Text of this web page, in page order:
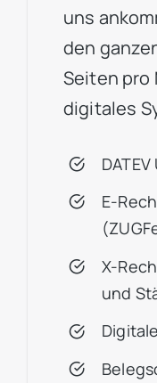
uns
den
Seiten pro
digitales
E-
X-
und